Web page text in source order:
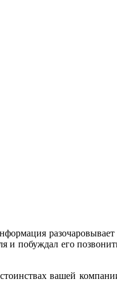
побуждал его
вашей